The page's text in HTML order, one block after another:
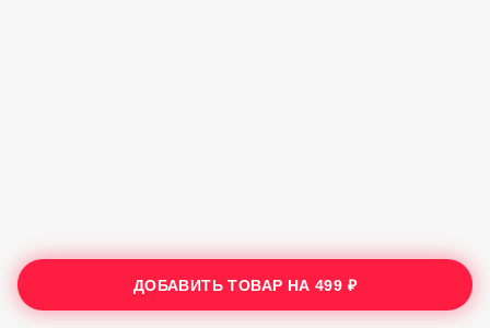
ДОБАВИТЬ ТОВАР НА499 ₽